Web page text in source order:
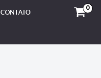
CONTATO 0